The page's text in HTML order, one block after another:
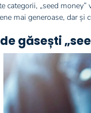
categorii, „seed
mai generoase, dar și
găsești